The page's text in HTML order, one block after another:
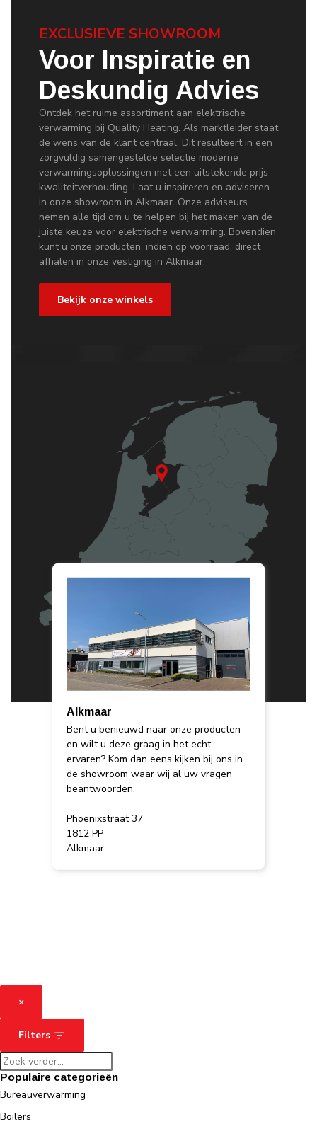
EXCLUSIEVE SHOWROOM
Voor Inspiratie en
Deskundig Advies
Ontdek het ruime assortiment aan elektrische
verwarming bij Quality Heating. Als marktleider staat
de wens van de klant centraal. Dit resulteert in een
zorgvuldig samengestelde selectie moderne
verwarmingsoplossingen met een uitstekende prijs-
kwaliteitverhouding. Laat u inspireren en adviseren
in onze showroom in Alkmaar. Onze adviseurs
nemen alle tijd om u te helpen bij het maken van de
juiste keuze voor elektrische verwarming. Bovendien
kunt u onze producten, indien op voorraad, direct
afhalen in onze vestiging in Alkmaar.
Bekijk onze winkels
Alkmaar
Bent u benieuwd naar onze producten
en wilt u deze graag in het echt
ervaren? Kom dan eens kijken bij ons in
de showroom waar wij al uw vragen
beantwoorden.
Phoenixstraat 37
1812 PP
Alkmaar
×
Filters
Populaire categorieën
Bureauverwarming
Boilers